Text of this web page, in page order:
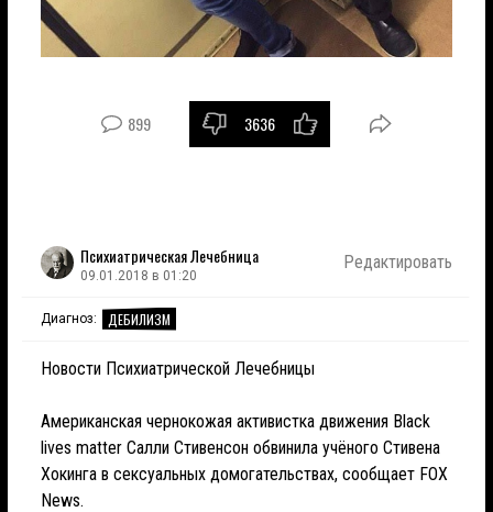
899 3636
Психиатрическая Лечебница
09.01.2018 в 01:20
Редактировать
Диагноз: ДЕБИЛИЗМ
Новости Психиатрической Лечебницы
Американская чернокожая активистка движения Black
lives matter Салли Стивенсон обвинила учёного Стивена
Хокинга в сексуальных домогательствах, сообщает FOX
News.